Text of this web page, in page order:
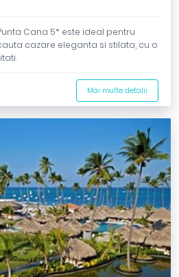
Cana 5* este ideal pentru
cazare eleganta si stilata, cu o
Mai multe detalii